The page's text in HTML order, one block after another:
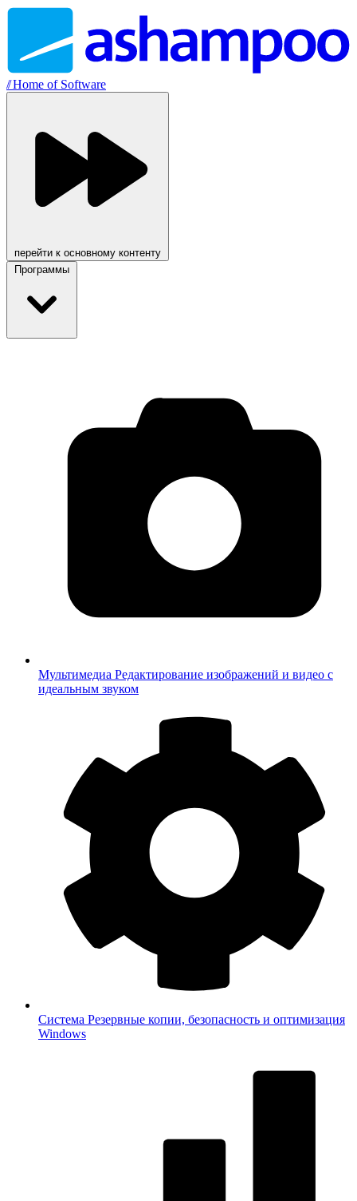
//Home of Software
перейти к основному контенту
Программы
Мультимедиа Редактирование изображений и видео с
идеальным звуком
Система Резервные копии, безопасность и оптимизация
Windows